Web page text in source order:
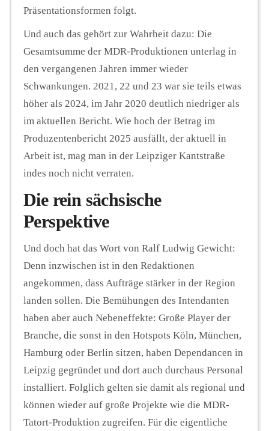
Präsentationsformen folgt.
Und auch das gehört zur Wahrheit dazu: Die
Gesamtsumme der MDR-Produktionen unterlag in
den vergangenen Jahren immer wieder
Schwankungen. 2021, 22 und 23 war sie teils etwas
höher als 2024, im Jahr 2020 deutlich niedriger als
im aktuellen Bericht. Wie hoch der Betrag im
Produzentenbericht 2025 ausfällt, der aktuell in
Arbeit ist, mag man in der Leipziger Kantstraße
indes noch nicht verraten.
Die rein sächsische
Perspektive
Und doch hat das Wort von Ralf Ludwig Gewicht:
Denn inzwischen ist in den Redaktionen
angekommen, dass Aufträge stärker in der Region
landen sollen. Die Bemühungen des Intendanten
haben aber auch Nebeneffekte: Große Player der
Branche, die sonst in den Hotspots Köln, München,
Hamburg oder Berlin sitzen, haben Dependancen in
Leipzig gegründet und dort auch durchaus Personal
installiert. Folglich gelten sie damit als regional und
können wieder auf große Projekte wie die MDR-
Tatort-Produktion zugreifen. Für die eigentliche